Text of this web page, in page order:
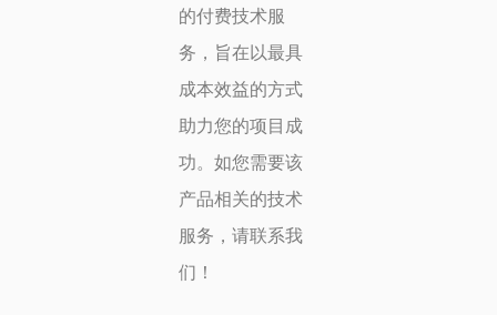
的付费技术服
务，旨在以最具
成本效益的方式
助力您的项目成
功。如您需要该
产品相关的技术
服务，请联系我
们！